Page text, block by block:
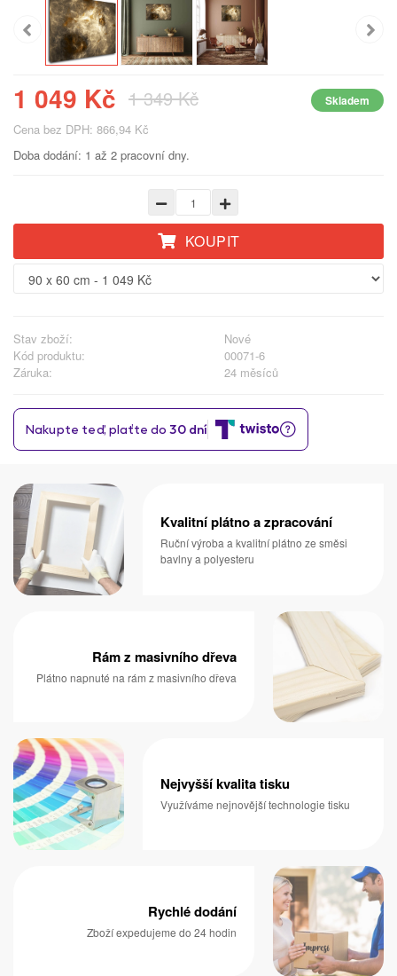
1 049 Kč 1 349 Kč Skladem
Cena bez DPH: 866,94 Kč
Doba dodání: 1 až 2 pracovní dny.
KOUPIT
Stav zboží:
Nové
Kód produktu:
00071-6
Záruka:
24 měsíců
Kvalitní plátno a zpracování
Ruční výroba a kvalitní plátno ze směsi
bavlny a polyesteru
Rám z masivního dřeva
Plátno napnuté na rám z masivního dřeva
Nejvyšší kvalita tisku
Využíváme nejnovější technologie tisku
Rychlé dodání
Zboží expedujeme do 24 hodin